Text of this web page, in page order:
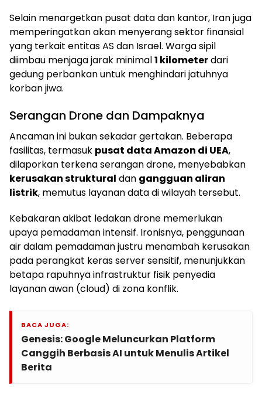
Selain menargetkan pusat data dan kantor, Iran juga
memperingatkan akan menyerang sektor finansial
yang terkait entitas AS dan Israel. Warga sipil
diimbau menjaga jarak minimal1 kilometerdari
gedung perbankan untuk menghindari jatuhnya
korban jiwa.
Serangan Drone dan Dampaknya
Ancaman ini bukan sekadar gertakan. Beberapa
fasilitas, termasuk pusat data Amazon di UEA,
dilaporkan terkena serangan drone, menyebabkan
kerusakan struktural dan gangguan aliran
listrik, memutus layanan data di wilayah tersebut.
Kebakaran akibat ledakan drone memerlukan
upaya pemadaman intensif. Ironisnya, penggunaan
air dalam pemadaman justru menambah kerusakan
pada perangkat keras server sensitif, menunjukkan
betapa rapuhnya infrastruktur fisik penyedia
layanan awan (cloud) di zona konflik.
BACA JUGA:
Genesis: Google Meluncurkan Platform
Canggih Berbasis AI untuk Menulis Artikel
Berita